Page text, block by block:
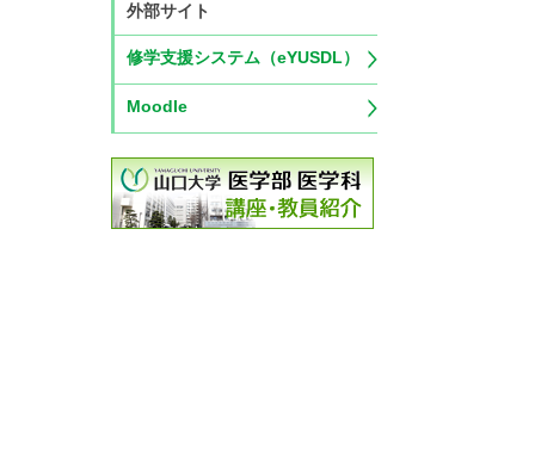
外部サイト
修学支援システム（eYUSDL）
Moodle